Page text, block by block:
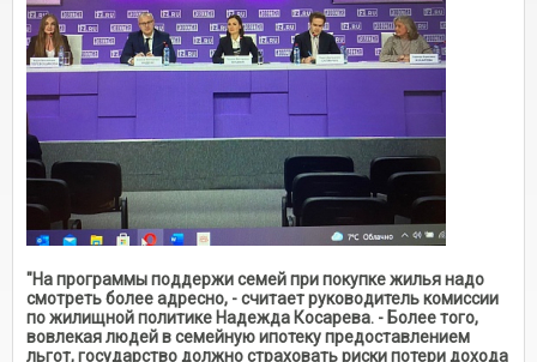
"На программы поддержи семей при покупке жилья надо
смотреть более адресно, - считает руководитель комиссии
по жилищной политике Надежда Косарева. - Более того,
вовлекая людей в семейную ипотеку предоставлением
льгот, государство должно страховать риски потери дохода